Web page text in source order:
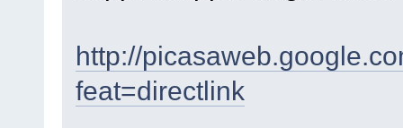
http://
feat=directlink